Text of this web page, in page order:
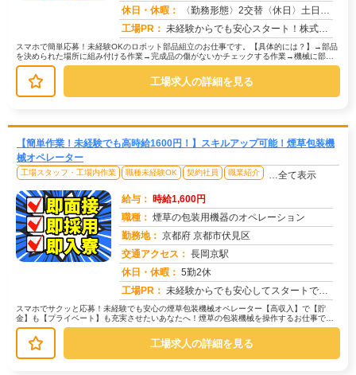
休日・休暇：
〈勤務形態〉2交替〈休日〉土日休み※職場カレンダーによる
工場PR： 未経験からでも安心スタート！株式会社京栄センターで新しい一歩を踏み出しませんか？→経験・学歴・スキルは一切不問です...
スマホで簡単応募！未経験OKのロボット部品組立のお仕事です。【具体的には？】→部品
を決められた場所に組み付ける作業→完成品の傷がないかチェックする作業→機械に部品
をセットしてボタンを押すだけの作...
工場求人の詳細を見る
【簡単作業！未経験でも高時給1600円！】スキルアップ可能！煙草包装機
械オペレーター
工場スタッフ・工場内作業 職種未経験OK 契約社員 職業紹介 …全て表示
給与： 時給1,600円
職種： 煙草の包装用機器のオペレーション
勤務地： 京都府 京都市伏見区
交通アクセス： 長岡京駅
休日・休暇： 5勤2休
工場PR： 未経験からでも安心してスタートできる環境です！→ 経験・学歴・スキルは一切不問です！→ 20代、30代、40代と幅...
スマホでサクッと応募！未経験でも安心の煙草包装機械オペレーター【高収入】で【貯
金】も【プライベート】も充実させたいあなたへ！煙草の包装機械を操作するお仕事で
す。具体的には…→機械に部品をセット→...
工場求人の詳細を見る